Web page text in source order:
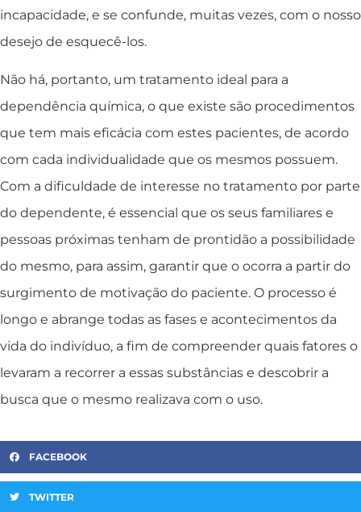
incapacidade, e se confunde, muitas vezes, com o nosso
desejo de esquecê-los.
Não há, portanto, um tratamento ideal para a
dependência química, o que existe são procedimentos
que tem mais eficácia com estes pacientes, de acordo
com cada individualidade que os mesmos possuem.
Com a dificuldade de interesse no tratamento por parte
do dependente, é essencial que os seus familiares e
pessoas próximas tenham de prontidão a possibilidade
do mesmo, para assim, garantir que o ocorra a partir do
surgimento de motivação do paciente. O processo é
longo e abrange todas as fases e acontecimentos da
vida do indivíduo, a fim de compreender quais fatores o
levaram a recorrer a essas substâncias e descobrir a
busca que o mesmo realizava com o uso.
FACEBOOK
TWITTER